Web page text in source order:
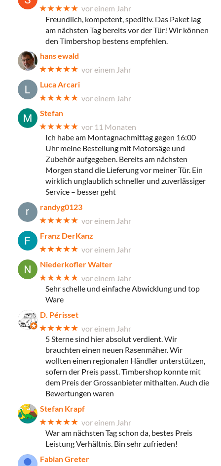
★★★★★ vor einem Jahr
Freundlich, kompetent, speditiv. Das Paket lag
am nächsten Tag bereits vor der Tür! Wir können
den Timbershop bestens empfehlen.
hans ewald
★★★★★ vor einem Jahr
Luca Arcari
★★★★★ vor einem Jahr
Stefan
★★★★★ vor 11 Monaten
Ich habe am Montagnachmittag gegen 16:00
Uhr meine Bestellung mit Motorsäge und
Zubehör aufgegeben. Bereits am nächsten
Morgen stand die Lieferung vor meiner Tür. Ein
wirklich unglaublich schneller und zuverlässiger
Service – besser geht
randyg0123
★★★★★ vor einem Jahr
Franz DerKanz
★★★★★ vor einem Jahr
Niederkofler Walter
★★★★★ vor einem Jahr
Sehr schelle und einfache Abwicklung und top
Ware
D. Périsset
★★★★★ vor einem Jahr
5 Sterne sind hier absolut verdient. Wir
brauchten einen neuen Rasenmäher. Wir
wollten einen regionalen Händler unterstützen,
sofern der Preis passt. Timbershop konnte mit
dem Preis der Grossanbieter mithalten. Auch die
Bewertungen waren
Stefan Krapf
★★★★★ vor einem Jahr
War am nächsten Tag schon da, bestes Preis
Leistung Verhältnis. Bin sehr zufrieden!
Fabian Greter